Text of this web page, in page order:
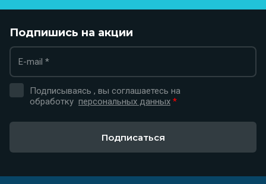
Подпишись на акции
Подписываясь , вы соглашаетесь на
обработку персональных данных *
Подписаться